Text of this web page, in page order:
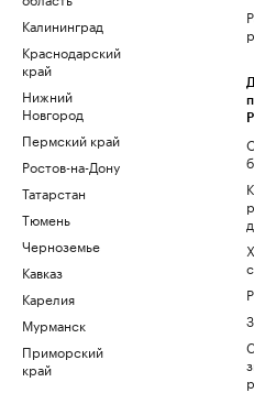
Калининград
Краснодарский
край
Нижний
Новгород
Пермский край
Ростов-на-Дону
Татарстан
Тюмень
Черноземье
Кавказ
Карелия
Мурманск
Приморский
край